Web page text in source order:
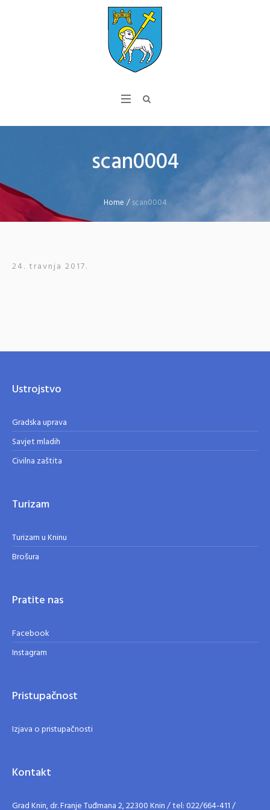
scan0004
Home /scan0004
24. travnja 2017.
Ustrojstvo
Gradska uprava
Savjet mladih
Civilna zaštita
Turizam
Turizam u Kninu
Brošura
Pratite nas
Facebook
Instagram
Pristupačnost
Izjava o pristupačnosti
Kontakt
Grad Knin, dr. Franje Tuđmana 2, 22300 Knin / tel: 022/664-411 /